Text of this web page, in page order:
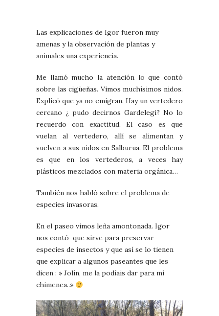
Las explicaciones de Igor fueron muy
amenas y la observación de plantas y
animales una experiencia.
Me llamó mucho la atención lo que contó
sobre las cigüeñas. Vimos muchísimos nidos.
Explicó que ya no emigran. Hay un vertedero
cercano ¿ pudo decirnos Gardelegi? No lo
recuerdo con exactitud. El caso es que
vuelan al vertedero, allí se alimentan y
vuelven a sus nidos en Salburua. El problema
es que en los vertederos, a veces hay
plásticos mezclados con materia orgánica…
También nos habló sobre el problema de
especies invasoras.
En el paseo vimos leña amontonada. Igor
nos contó que sirve para preservar
especies de insectos y que así se lo tienen
que explicar a algunos paseantes que les
dicen : » Jolín, me la podíais dar para mi
chimenea..»